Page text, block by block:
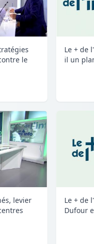
le
Le + de
il un
levier
Le + de
Dufour